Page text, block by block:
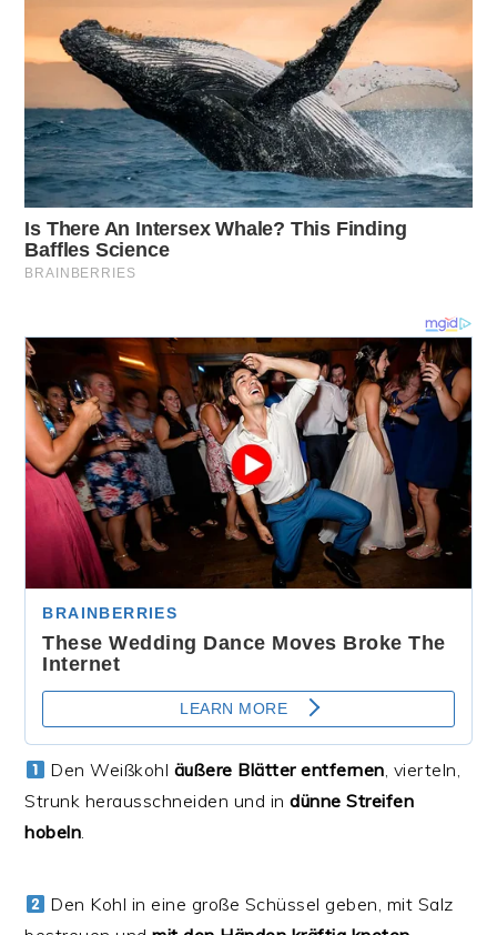
Den Weißkohl äußere Blätter entfernen, vierteln,
Strunk herausschneiden und indünne Streifen
hobeln.
Den Kohl in eine große Schüssel geben, mit Salz